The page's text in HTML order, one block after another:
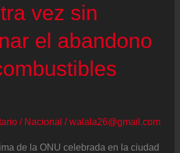
vez sin
el abandono
/ Nacional /walala26@gmail.com
de la ONU celebrada en la ciudad